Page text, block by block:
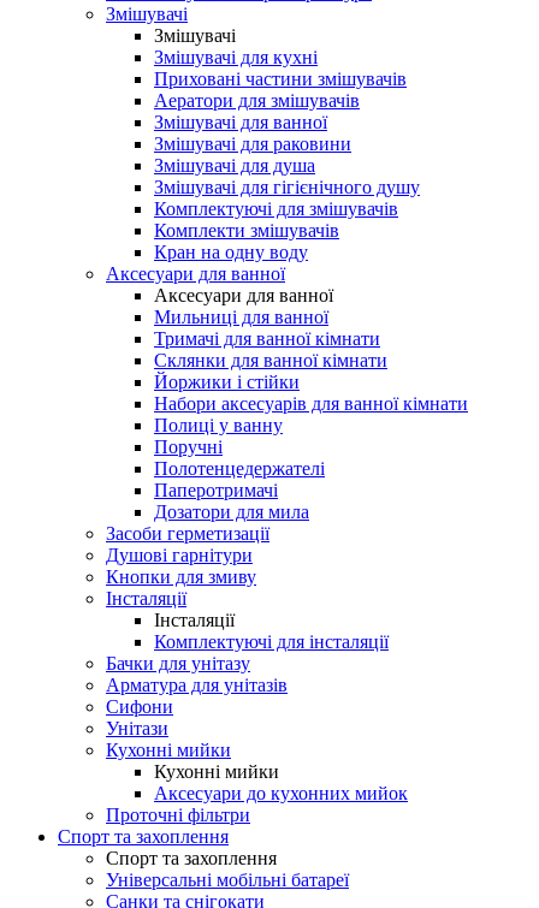
Змішувачі
Змішувачі
Змішувачі для кухні
Приховані частини змішувачів
Аератори для змішувачів
Змішувачі для ванної
Змішувачі для раковини
Змішувачі для душа
Змішувачі для гігієнічного душу
Комплектуючі для змішувачів
Комплекти змішувачів
Кран на одну воду
Аксесуари для ванної
Аксесуари для ванної
Мильниці для ванної
Тримачі для ванної кімнати
Склянки для ванної кімнати
Йоржики і стійки
Набори аксесуарів для ванної кімнати
Полиці у ванну
Поручні
Полотенцедержателі
Паперотримачі
Дозатори для мила
Засоби герметизації
Душові гарнітури
Кнопки для змиву
Інсталяції
Інсталяції
Комплектуючі для інсталяції
Бачки для унітазу
Арматура для унітазів
Сифони
Унітази
Кухонні мийки
Кухонні мийки
Аксесуари до кухонних мийок
Проточні фільтри
Спорт та захоплення
Спорт та захоплення
Універсальні мобільні батареї
Санки та снігокати